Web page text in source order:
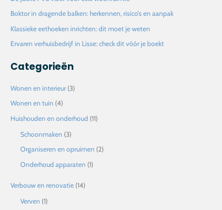
a
r
:
Boktor in dragende balken: herkennen, risico’s en aanpak
Klassieke eethoeken inrichten: dit moet je weten
Ervaren verhuisbedrijf in Lisse: check dit vóór je boekt
Categorieën
Wonen en interieur(3)
Wonen en tuin (4)
Huishouden en onderhoud (11)
Schoonmaken (3)
Organiseren en opruimen (2)
Onderhoud apparaten (1)
Verbouw en renovatie (14)
Verven (1)